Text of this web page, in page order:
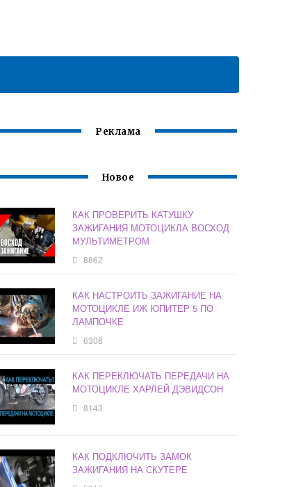
Реклама
Новое
КАК ПРОВЕРИТЬ КАТУШКУ
ЗАЖИГАНИЯ МОТОЦИКЛА ВОСХОД
МУЛЬТИМЕТРОМ
8862
КАК НАСТРОИТЬ ЗАЖИГАНИЕ НА
МОТОЦИКЛЕ ИЖ ЮПИТЕР 5 ПО
ЛАМПОЧКЕ
6308
КАК ПЕРЕКЛЮЧАТЬ ПЕРЕДАЧИ НА
МОТОЦИКЛЕ ХАРЛЕЙ ДЭВИДСОН
8143
КАК ПОДКЛЮЧИТЬ ЗАМОК
ЗАЖИГАНИЯ НА СКУТЕРЕ